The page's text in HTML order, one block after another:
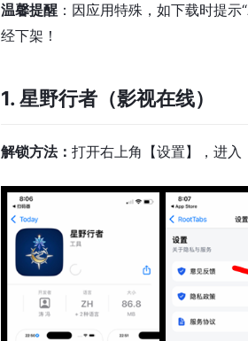
温馨提醒 ：因应用特殊，如下载时提
经下架！
1. 星野行者（影视在线）
解锁方法： 打开右上角【设置】，进入